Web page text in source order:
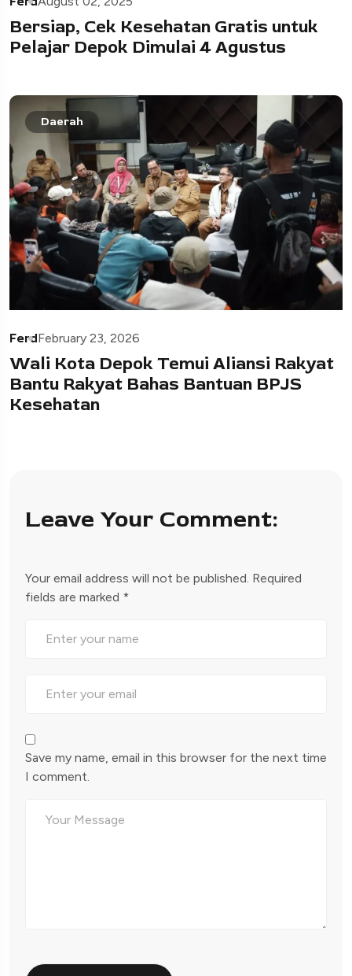
Bersiap, Cek Kesehatan Gratis untuk
Pelajar Depok Dimulai 4 Agustus
Daerah
FerdFebruary 23, 2026
Wali Kota Depok Temui Aliansi Rakyat
Bantu Rakyat Bahas Bantuan BPJS
Kesehatan
Leave Your Comment:
Your email address will not be published. Required
fields are marked *
Save my name, email in this browser for the next time
I comment.